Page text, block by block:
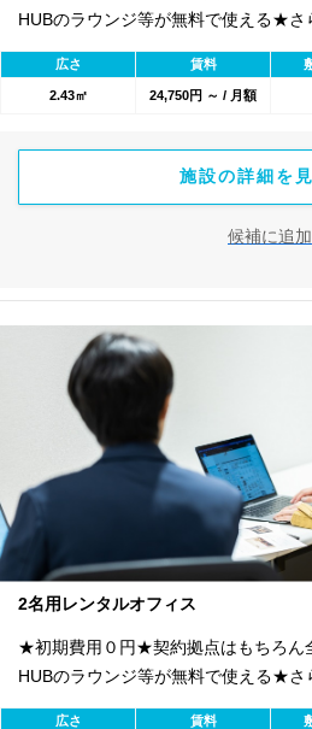
HUBのラウンジ等が無料で使える★さ
1800のワークスペースが利用可能★
広さ 賃料
2.43㎡ 24,750円 ～ / 月額
施設の詳細を
候補に追加
2名用レンタルオフィス
★初期費用０円★契約拠点はもちろん
HUBのラウンジ等が無料で使える★さ
1800のワークスペースが利用可能★
広さ 賃料